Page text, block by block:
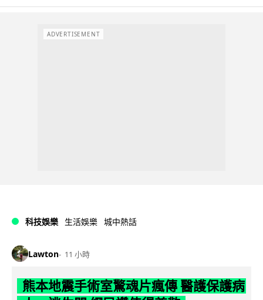
ADVERTISEMENT
科技娛樂 生活娛樂 城中熱話
Lawton 11 小時
熊本地震手術室驚魂片瘋傳 醫護保護病